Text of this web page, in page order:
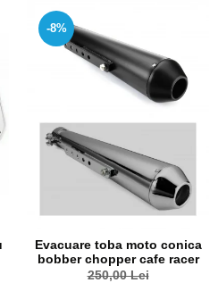
-8%
Evacuare toba moto conica
bobber chopper cafe racer
250,00 Lei